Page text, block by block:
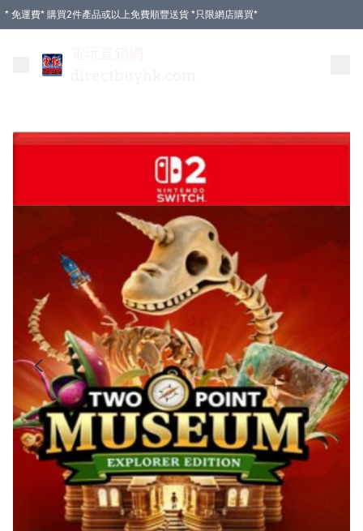
* 免運費* 購買2件產品或以上免費順豐送貨 *只限網店購買*